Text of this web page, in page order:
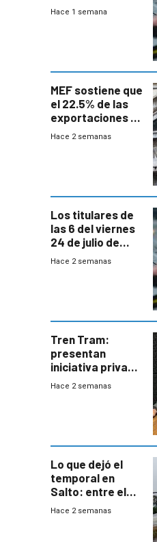
Hace 1 semana
MEF sostiene que
el 22.5% de las
exportaciones a
EE.UU se verán
Hace 2 semanas
Los titulares de
las 6 del viernes
24 de julio de
2026
Hace 2 semanas
Tren Tram:
presentan
iniciativa privada
para una red de
Hace 2 semanas
Lo que dejó el
temporal en
Salto: entre el
impacto
Hace 2 semanas